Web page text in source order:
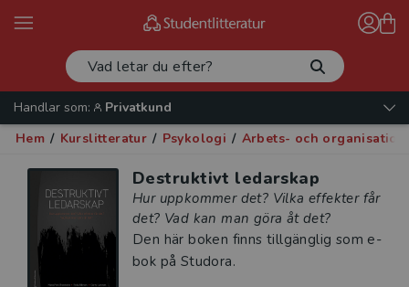
Handlar som:
Privatkund
Hem / Kurslitteratur / Psykologi / Arbets- och
Destruktivt ledarskap
Hur uppkommer det? Vilka effekter får
det? Vad kan man göra åt det?
Den här boken finns tillgänglig som e-
bok på Studora.